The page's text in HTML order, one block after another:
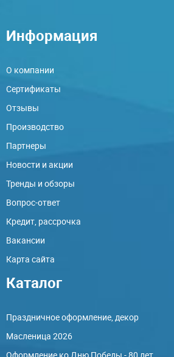
Информация
О компании
Сертификаты
Отзывы
Производство
Партнеры
Новости и акции
Тренды и обзоры
Вопрос-ответ
Кредит, рассрочка
Вакансии
Карта сайта
Каталог
Праздничное оформление, декор
Масленица 2026